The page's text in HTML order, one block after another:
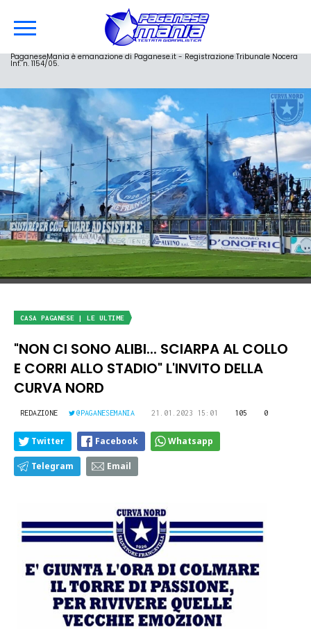
PaganeseMania è emanazione di Paganese.it - Registrazione Tribunale Nocera
Inf. n. 1154/05.
CASA PAGANESE | LE ULTIME
"NON CI SONO ALIBI... SCIARPA AL COLLO
E CORRI ALLO STADIO" L'INVITO DELLA
CURVA NORD
REDAZIONE @PAGANESEMANIA 21.01.2023 15:01 105 0
Twitter Facebook Whatsapp
Telegram Email